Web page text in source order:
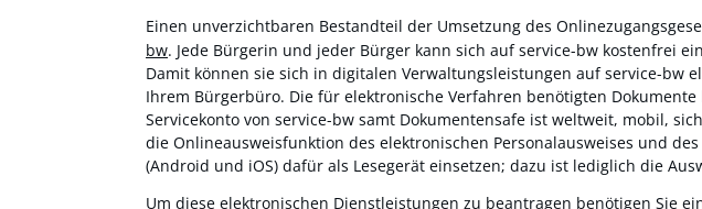
Einen unverzichtbaren Bestandteil der Umsetzung des
bw. Jede Bürgerin und jeder Bürger kann sich auf service-bw kostenfrei
Damit können sie sich in digitalen Verwaltungsleistungen auf service-
Ihrem Bürgerbüro. Die für elektronische Verfahren benötigten
Servicekonto von service-bw samt Dokumentensafe ist weltweit, mobil,
die Onlineausweisfunktion des elektronischen Personalausweises und
(Android und iOS) dafür als Lesegerät einsetzen; dazu ist lediglich die
Um diese elektronischen Dienstleistungen zu beantragen benötigen Sie